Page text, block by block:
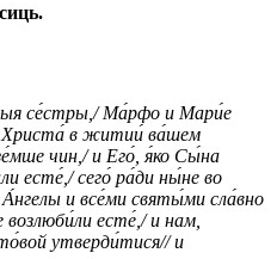
се́стры,/ Ма́рфо и Мари́е
Христа́ в житии́ ва́шем
чин,/ и Его́, я́ко Сы́на
есте́,/ сего́ ра́ди ны́не во
и все́ми святы́ми сла́вно
есте́,/ и нам,
утверди́тися// и